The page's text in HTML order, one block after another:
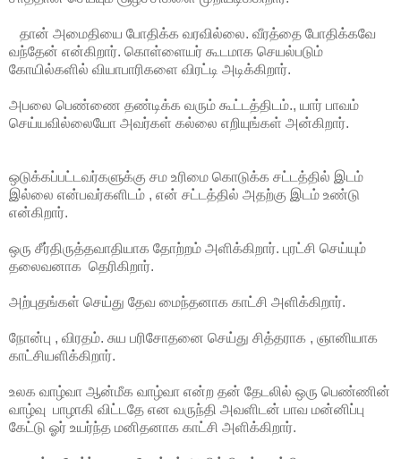
தான் அமைதியை போதிக்க வரவில்லை. வீரத்தை போதிக்கவே
வந்தேன் என்கிறார். கொள்ளையர் கூடமாக செயல்படும்
கோயில்களில் வியாபாரிகளை விரட்டி அடிக்கிறார்.
அபலை பெண்ணை தண்டிக்க வரும் கூட்டத்திடம்., யார் பாவம்
செய்யவில்லையோ அவர்கள் கல்லை எறியுங்கள் அன்கிறார்.
ஒடுக்கப்பட்டவர்களுக்கு சம உரிமை கொடுக்க சட்டத்தில் இடம்
இல்லை என்பவர்களிடம் , என் சட்டத்தில் அதற்கு இடம் உண்டு
என்கிறார்.
ஒரு சீர்திருத்தவாதியாக தோற்றம் அளிக்கிறார். புரட்சி செய்யும்
தலைவனாக தெரிகிறார்.
அற்புதங்கள் செய்து தேவ மைந்தனாக காட்சி அளிக்கிறார்.
நோன்பு , விரதம். சுய பரிசோதனை செய்து சித்தராக , ஞானியாக
காட்சியளிக்கிறார்.
உலக வாழ்வா ஆன்மீக வாழ்வா என்ற தன் தேடலில் ஒரு பெண்ணின்
வாழ்வு பாழாகி விட்டதே என வருந்தி அவளிடன் பாவ மன்னிப்பு
கேட்டு ஓர் உயர்ந்த மனிதனாக காட்சி அளிக்கிறார்.